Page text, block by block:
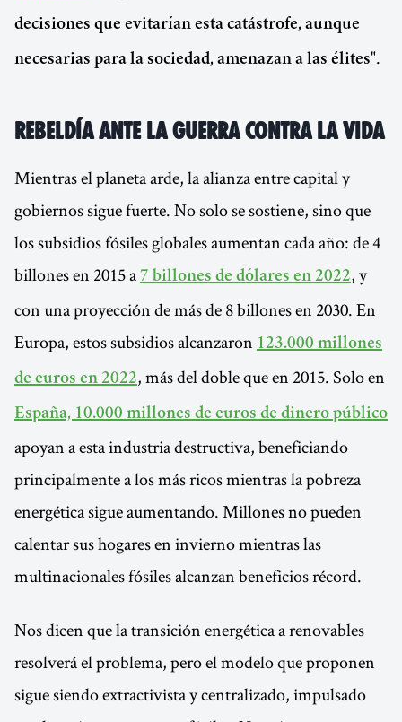
decisiones que evitarían esta catástrofe, aunque
necesarias para la sociedad, amenazan a las élites".
Rebeldía ante la guerra contra la vida
Mientras el planeta arde, la alianza entre capital y
gobiernos sigue fuerte. No solo se sostiene, sino que
los subsidios fósiles globales aumentan cada año: de 4
billones en 2015 a 7 billones de dólares en 2022, y
con una proyección de más de 8 billones en 2030. En
Europa, estos subsidios alcanzaron 123.000 millones
de euros en 2022, más del doble que en 2015. Solo en
España, 10.000 millones de euros de dinero público
apoyan a esta industria destructiva, beneficiando
principalmente a los más ricos mientras la pobreza
energética sigue aumentando. Millones no pueden
calentar sus hogares en invierno mientras las
multinacionales fósiles alcanzan beneficios récord.
Nos dicen que la transición energética a renovables
resolverá el problema, pero el modelo que proponen
sigue siendo extractivista y centralizado, impulsado